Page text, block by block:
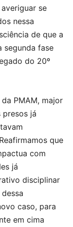
se
nessa
de que a
segunda fase
do 20º
PMAM, major
presos já
que
com
já
disciplinar
caso, para
em cima